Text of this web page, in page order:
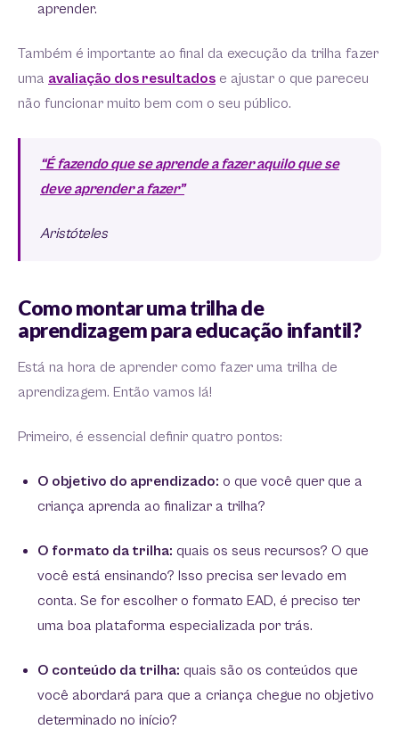
aprender.
Também é importante ao final da execução da trilha fazer
uma avaliação dos resultados e ajustar o que pareceu
não funcionar muito bem com o seu público.
“É fazendo que se aprende a fazer aquilo que se
deve aprender a fazer”
Aristóteles
Como montar uma trilha de
aprendizagem para educação infantil?
Está na hora de aprender como fazer uma trilha de
aprendizagem. Então vamos lá!
Primeiro, é essencial definir quatro pontos:
O objetivo do aprendizado: o que você quer que a
criança aprenda ao finalizar a trilha?
O formato da trilha: quais os seus recursos? O que
você está ensinando? Isso precisa ser levado em
conta. Se for escolher o formato EAD, é preciso ter
uma boa plataforma especializada por trás.
O conteúdo da trilha: quais são os conteúdos que
você abordará para que a criança chegue no objetivo
determinado no início?